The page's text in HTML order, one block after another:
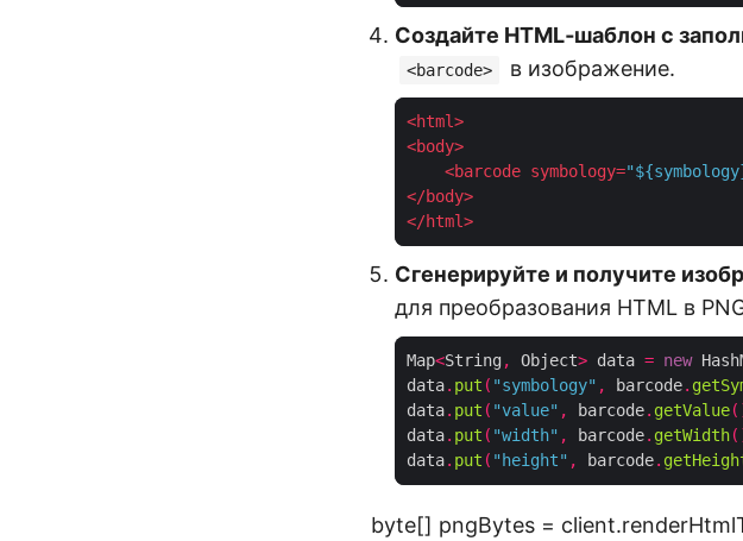
Создайте HTML‑шаблон с
<barcode> в изображение.
<html>
<body>
<barcode symbology=
</body>
</html>
Сгенерируйте и получите
для преобразования HTML в
Map<String , Object> data = new
data. put ( "symbology" , barcode.
data. put ( "value" , barcode. getValue
data. put ( "width" , barcode. getWidth
data. put ( "height" , barcode.
byte[] pngBytes =